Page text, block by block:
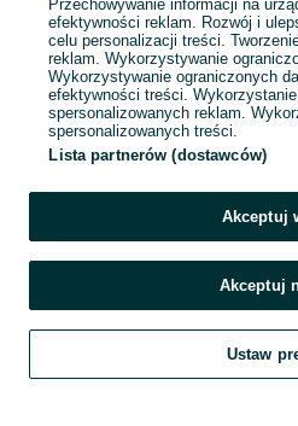
Szukaj Obserwujesz
Przechowywanie informacji na
efektywności reklam. Rozwój i
celu personalizacji treści.
reklam. Wykorzystywanie
Wykorzystywanie ograniczonych
efektywności treści.
spersonalizowanych reklam.
spersonalizowanych treści.
Lista partnerów (dostawców)
Akceptuj
Akceptuj
Ustaw